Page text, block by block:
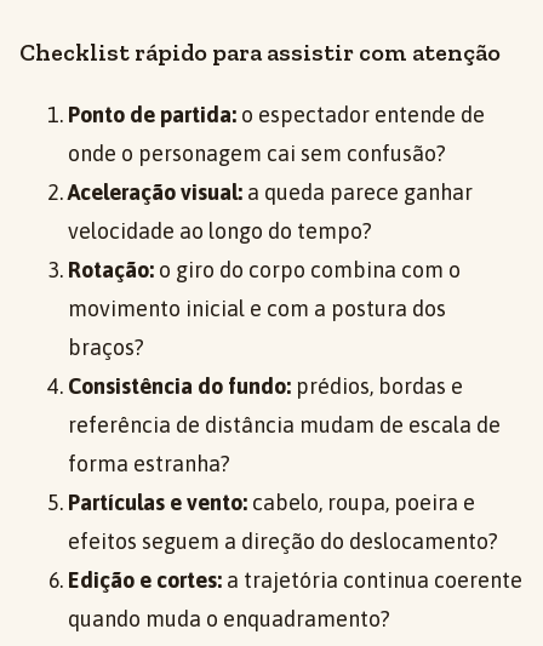
Checklist rápido para assistir com atenção
Ponto de partida: o espectador entende de
onde o personagem cai sem confusão?
Aceleração visual: a queda parece ganhar
velocidade ao longo do tempo?
Rotação: o giro do corpo combina com o
movimento inicial e com a postura dos
braços?
Consistência do fundo: prédios, bordas e
referência de distância mudam de escala de
forma estranha?
Partículas e vento: cabelo, roupa, poeira e
efeitos seguem a direção do deslocamento?
Edição e cortes: a trajetória continua coerente
quando muda o enquadramento?